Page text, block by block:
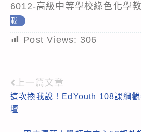
6012-高級中等學校綠色化學
載
Post Views: 306
Read
more
上一篇文章
這次換我說！EdYouth 108課綱
壇